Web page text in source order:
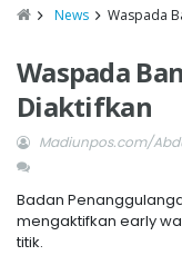
News Waspada
Waspada
Diaktifkan
Madiunpos.com/
Badan
mengaktifkan early
titik.